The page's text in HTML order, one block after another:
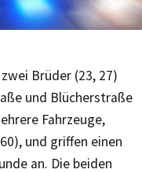
Brüder (23, 27)
und Blücherstraße
Fahrzeuge,
und griffen einen
an. Die beiden